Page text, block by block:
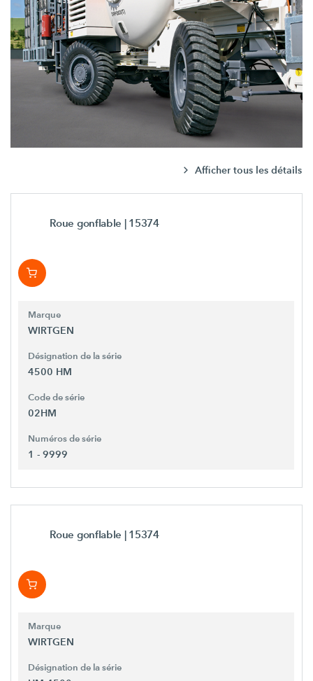
Afficher tous les détails
Roue gonflable | 15374
Marque
WIRTGEN
Désignation de la série
4500 HM
Code de série
02HM
Numéros de série
1 - 9999
Roue gonflable | 15374
Marque
WIRTGEN
Désignation de la série